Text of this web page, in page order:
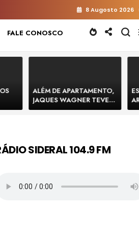
8 Augosto 2026
FALE CONOSCO
ALÉM DE APARTAMENTO,
JAQUES WAGNER TEVE
VENDA DE TERRENO PARA
SIDERAL 104.9 FM